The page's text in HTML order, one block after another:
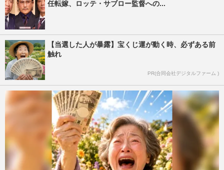
任転嫁、ロッテ・サブロー監督への...
【当選した人が暴露】宝くじ運が動く時、必ずある前
触れ
PR(合同会社デジタルファーム )